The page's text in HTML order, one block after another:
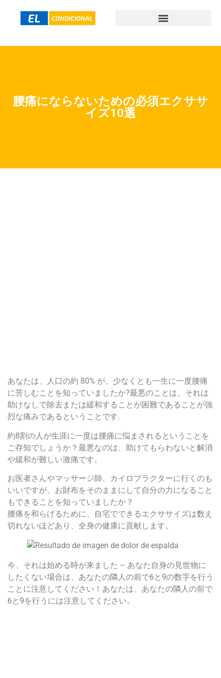
腰痛にならないための必須エクササ
イズ10選
あなたは、人口の約 80% が、少なくとも一生に一度腰痛
に苦しむことを知っていましたか?最悪のことは、それは
助けなしで除去または緩和することが困難であることが強
烈な痛みであるということです.
約8割の人が生涯に一度は腰痛に悩まされるということを
ご存知でしょうか？最悪なのは、助けてもらわないと解消
や緩和が難しい激痛です。
お医者さんやマッサージ師、カイロプラクターに行くのも
いいですが、お財布をそのままにして自分の力になること
もできることを知っていましたか？
腰痛を和らげるために、自宅でできるエクササイズは数え
切れないほどあり、全身の健康に貢献します。
今、それは始める時が来ました – あなた自身の見世物に
したくない場合は、あなたの隣人の前で6と9の数字を行う
ことに注意してください！あなたは、あなたの隣人の前で
6と9を行うには注意してください。